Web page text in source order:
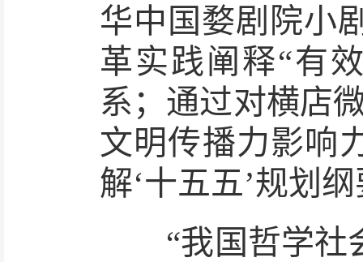
华中国婺剧院小
革实践阐释“有
系；通过对横店
文明传播力影响
解‘十五五’规划
“我国哲学社会